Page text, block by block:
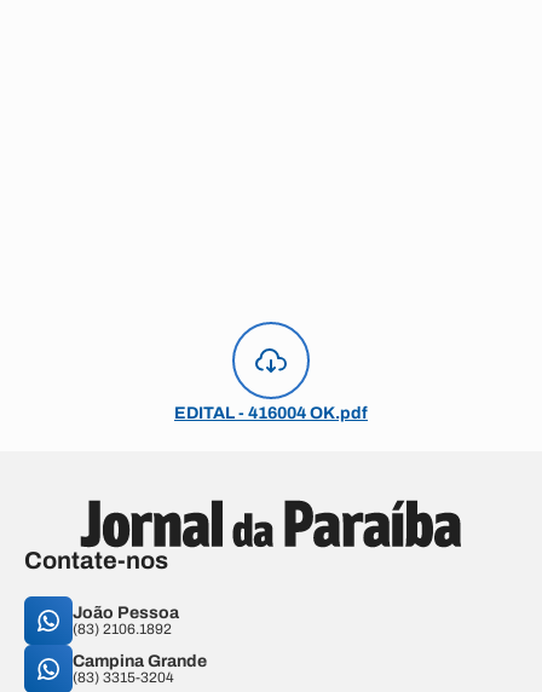
EDITAL - 416004 OK.pdf
Contate-nos
João Pessoa
(83) 2106.1892
Campina Grande
(83) 3315-3204